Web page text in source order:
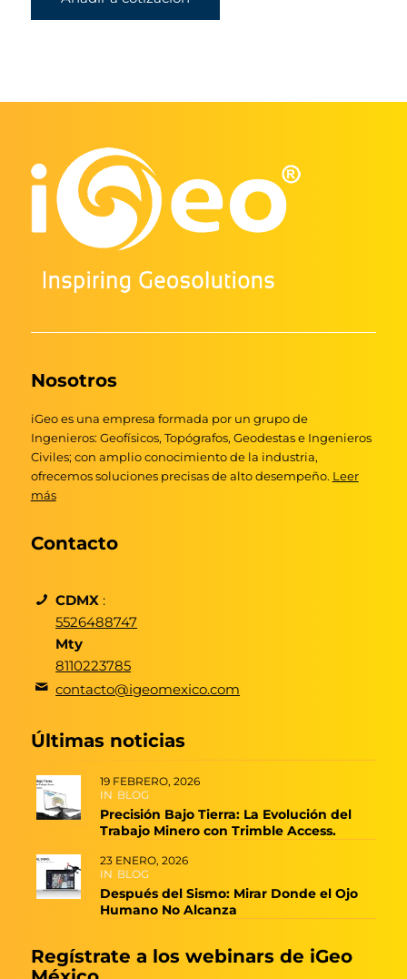
Nosotros
iGeo es una empresa formada por un grupo de
Ingenieros: Geofísicos, Topógrafos, Geodestas e Ingenieros
Civiles; con amplio conocimiento de la industria,
ofrecemos soluciones precisas de alto desempeño. Leer
más
Contacto
CDMX :
5526488747
Mty
8110223785
contacto@igeomexico.com
Últimas noticias
19 FEBRERO, 2026
IN BLOG
Precisión Bajo Tierra: La Evolución del
Trabajo Minero con Trimble Access.
23 ENERO, 2026
IN BLOG
Después del Sismo: Mirar Donde el Ojo
Humano No Alcanza
Regístrate a los webinars de iGeo